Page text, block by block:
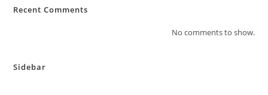
Recent Comments
No comments to show.
Sidebar